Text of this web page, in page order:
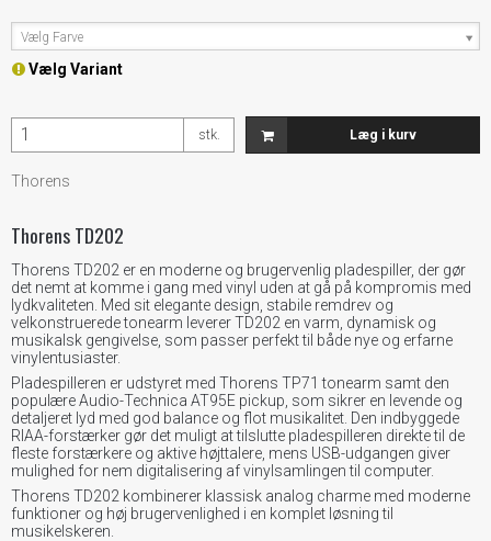
Vælg Farve
Vælg Variant
stk. Læg i kurv
Thorens
Thorens TD202
Thorens TD202 er en moderne og brugervenlig pladespiller, der gør
det nemt at komme i gang med vinyl uden at gå på kompromis med
lydkvaliteten. Med sit elegante design, stabile remdrev og
velkonstruerede tonearm leverer TD202 en varm, dynamisk og
musikalsk gengivelse, som passer perfekt til både nye og erfarne
vinylentusiaster.
Pladespilleren er udstyret med Thorens TP71 tonearm samt den
populære Audio-Technica AT95E pickup, som sikrer en levende og
detaljeret lyd med god balance og flot musikalitet. Den indbyggede
RIAA-forstærker gør det muligt at tilslutte pladespilleren direkte til de
fleste forstærkere og aktive højttalere, mens USB-udgangen giver
mulighed for nem digitalisering af vinylsamlingen til computer.
Thorens TD202 kombinerer klassisk analog charme med moderne
funktioner og høj brugervenlighed i en komplet løsning til
musikelskeren.